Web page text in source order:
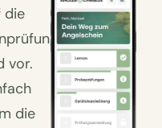
die
vor.
die